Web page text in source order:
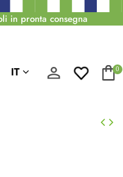
in pronta consegna
IT 0